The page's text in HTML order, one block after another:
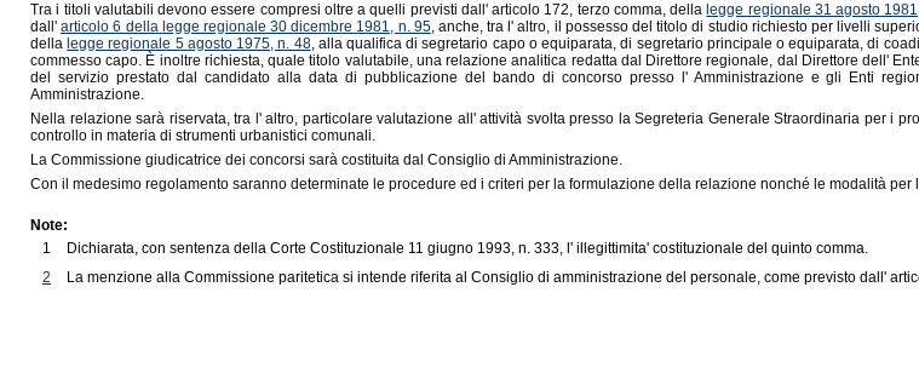
Tra i titoli valutabili devono essere compresi oltre a quelli previsti dall' articolo 172, terzo comma, della legge regionale 31 agosto
dall'articolo 6 della legge regionale 30 dicembre 1981, n. 95, anche, tra l' altro, il possesso del titolo di studio richiesto per livelli
della legge regionale 5 agosto 1975, n. 48, alla qualifica di segretario capo o equiparata, di segretario principale o equiparata, di
commesso capo. È inoltre richiesta, quale titolo valutabile, una relazione analitica redatta dal Direttore regionale, dal Direttore dell'
del servizio prestato dal candidato alla data di pubblicazione del bando di concorso presso l' Amministrazione e gli Enti
Amministrazione.
Nella relazione sarà riservata, tra l' altro, particolare valutazione all' attività svolta presso la Segreteria Generale Straordinaria per i
controllo in materia di strumenti urbanistici comunali.
La Commissione giudicatrice dei concorsi sarà costituita dal Consiglio di Amministrazione.
Con il medesimo regolamento saranno determinate le procedure ed i criteri per la formulazione della relazione nonché le modalità
Note:
1
Dichiarata, con sentenza della Corte Costituzionale 11 giugno 1993, n. 333, l' illegittimita' costituzionale del quinto comma.
2
La menzione alla Commissione paritetica si intende riferita al Consiglio di amministrazione del personale, come previsto dall'